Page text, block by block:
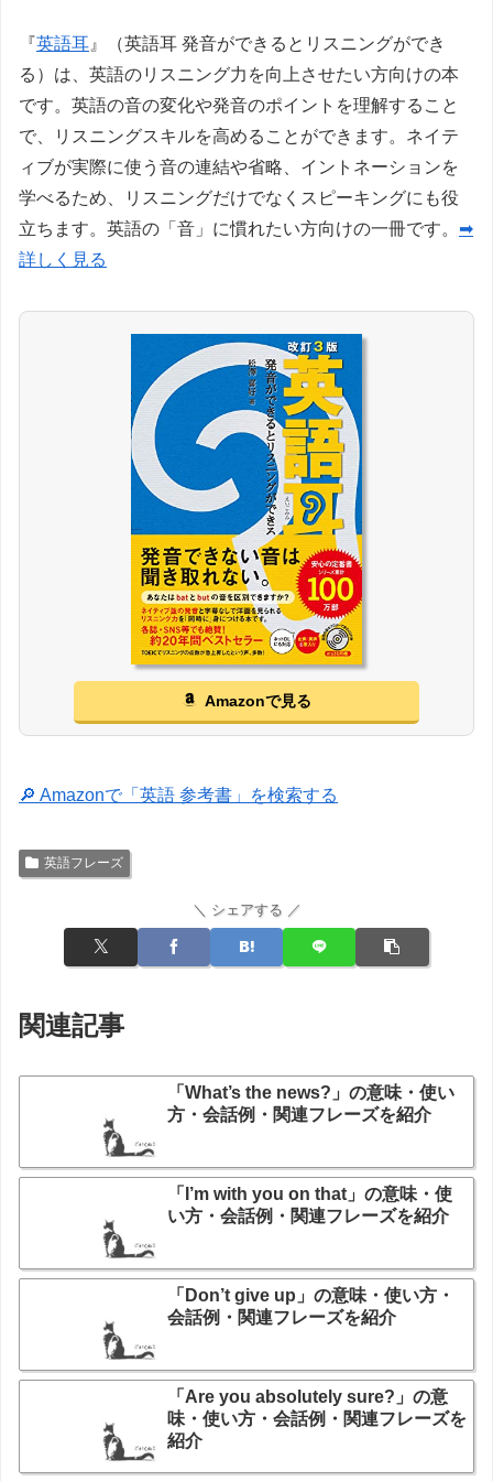
『英語耳 』（英語耳 発音ができるとリスニングができ
る）は、英語のリスニング力を向上させたい方向けの本
です。英語の音の変化や発音のポイントを理解すること
で、リスニングスキルを高めることができます。ネイテ
ィブが実際に使う音の連結や省略、イントネーションを
学べるため、リスニングだけでなくスピーキングにも役
立ちます。英語の「音」に慣れたい方向けの一冊です。 ➡
詳しく見る
Amazonで見る
🔎 Amazonで「英語 参考書」を検索する
英語フレーズ
＼ シェアする ／
関連記事
「What’s the news?」の意味・使い
方・会話例・関連フレーズを紹介
「I’m with you on that」の意味・使
い方・会話例・関連フレーズを紹介
「Don’t give up」の意味・使い方・
会話例・関連フレーズを紹介
「Are you absolutely sure?」の意
味・使い方・会話例・関連フレーズを
紹介